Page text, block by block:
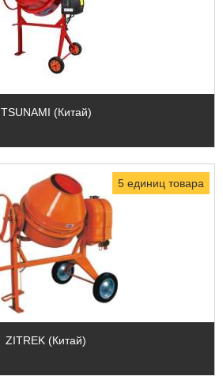
TSUNAMI (Китай)
5 единиц товара
ZITREK (Китай)